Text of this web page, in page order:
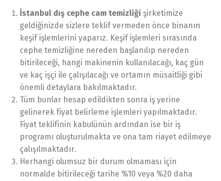
İstanbul dış cephe cam temizliği şirketimize
geldiğinizde sizlere teklif vermeden önce binanın
keşif işlemlerini yaparız. Keşif işlemleri sırasında
cephe temizliğine nereden başlanılıp nereden
bitirileceği, hangi makinenin kullanılacağı, kaç gün
ve kaç işçi ile çalışılacağı ve ortamın müsaitliği gibi
önemli detaylara bakılmaktadır.
Tüm bunlar hesap edildikten sonra iş yerine
gelinerek fiyat belirleme işlemleri yapılmaktadır.
Fiyat teklifinin kabulünün ardından ise bir iş
programı oluşturulmakta ve ona tam riayet edilmeye
çalışılmaktadır.
Herhangi olumsuz bir durum olmaması için
normalde bitirileceği tarihe %10 veya %20 daha